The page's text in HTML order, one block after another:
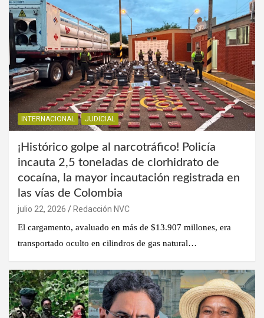
INTERNACIONAL JUDICIAL
¡Histórico golpe al narcotráfico! Policía
incauta 2,5 toneladas de clorhidrato de
cocaína, la mayor incautación registrada en
las vías de Colombia
julio 22, 2026
Redacción NVC
El cargamento, avaluado en más de $13.907 millones, era
transportado oculto en cilindros de gas natural…